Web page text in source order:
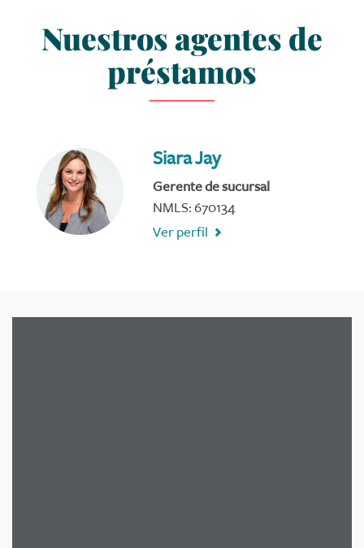
Nuestros agentes de
préstamos
Siara Jay
Gerente de sucursal
NMLS: 670134
Ver perfil